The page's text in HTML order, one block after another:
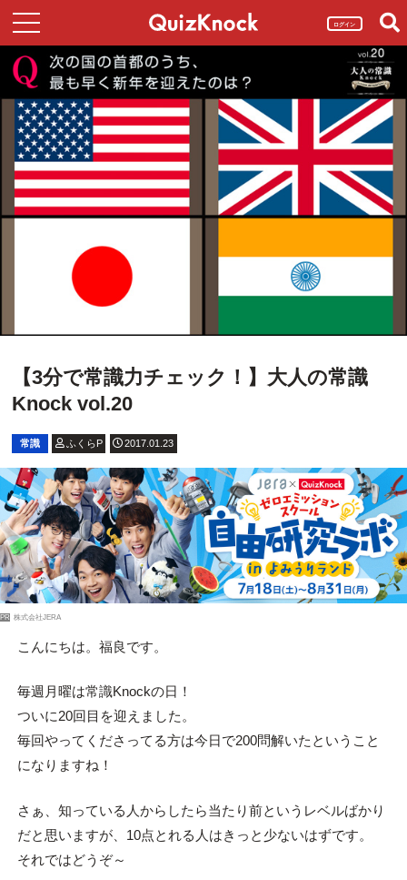
ログイン
【3分で常識力チェック！】大人の常識
Knock vol.20
常識 ふくらP 2017.01.23
PR 株式会社JERA
こんにちは。福良です。
毎週月曜は常識Knockの日！
ついに20回目を迎えました。
毎回やってくださってる方は今日で200問解いたということ
になりますね！
さぁ、知っている人からしたら当たり前というレベルばかり
だと思いますが、10点とれる人はきっと少ないはずです。
それではどうぞ～